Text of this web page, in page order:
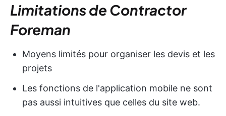
Limitations de Contractor
Foreman
Moyens limités pour organiser les devis et les
projets
Les fonctions de l'application mobile ne sont
pas aussi intuitives que celles du site web.